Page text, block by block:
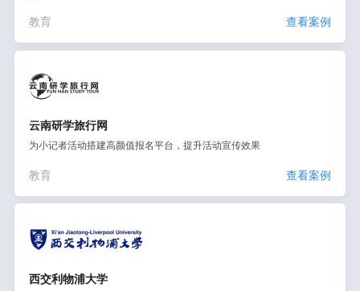
教育 查看案例
云南研学旅行网
为小记者活动搭建高颜值报名平台，提升活动宣传效果
教育 查看案例
西交利物浦大学